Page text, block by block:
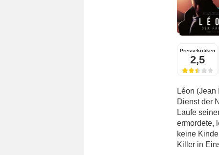
Pressekritiken
2,5
Léon
Dienst der
Laufe
ermordete,
keine
Killer in